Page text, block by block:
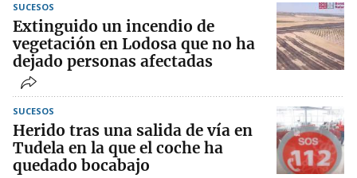
SUCESOS
Extinguido un incendio de
vegetación en Lodosa que no ha
dejado personas afectadas
SUCESOS
Herido tras una salida de vía en
Tudela en la que el coche ha
quedado bocabajo